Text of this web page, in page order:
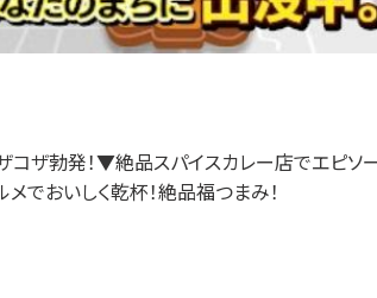
コザ勃発！▼絶品スパイスカレー店でエピ
でおいしく乾杯！絶品福つまみ！